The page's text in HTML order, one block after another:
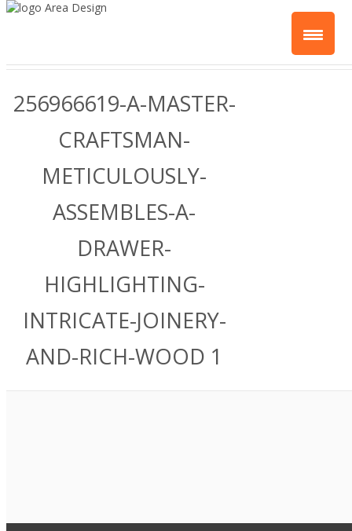
256966619-A-MASTER-
CRAFTSMAN-
METICULOUSLY-
ASSEMBLES-A-
DRAWER-
HIGHLIGHTING-
INTRICATE-JOINERY-
AND-RICH-WOOD 1